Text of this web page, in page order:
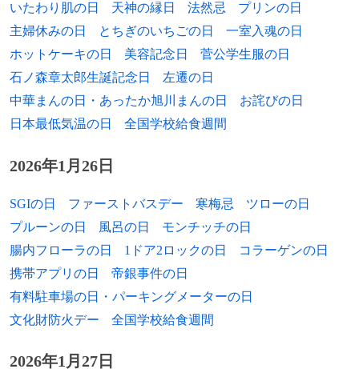
シンディ・シャーマン、写真家
1954年 リチャード・ゲイル、元プロ野球選手
1954年
マーシャル・カーク・マキュージック、計
算機科学者
年）
1954年 今村俊一、舞台俳優
1955年 田辺節子、女優
1955年 サイモン・ラトル、指揮者、ベルリン・フ
ィルハーモニー管弦楽団首席指揮者兼芸術
いたわり肌の日 天神の縁日 法然忌
プリンの日
主婦休みの日
とちぎのいちごの日
一室入魂の日
ホットケーキの日
美容記念日
菅公学生服の日
石ノ森章太郎生誕記念日
左遷の日
中華まんの日・あったか旭川まんの日
お詫びの日
日本最低気温の日
全国学校給食週間
2026年1月26日
SGIの日 ファーストバスデー 寒梅忌
ツローの日
プルーンの日
風呂の日
モンチッチの日
腸内フローラの日
1ドア2ロックの日
コラーゲンの日
携帯アプリの日
帝銀事件の日
有料駐車場の日・パーキングメーターの日
文化財防火デー
全国学校給食週間
2026年1月27日